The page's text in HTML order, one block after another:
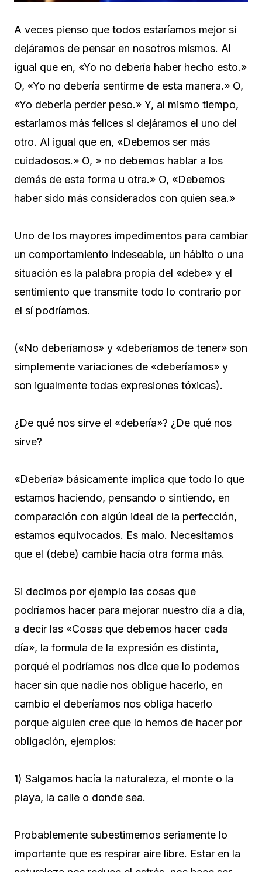
A veces pienso que todos estaríamos mejor si
dejáramos de pensar en nosotros mismos. Al
igual que en, «Yo no debería haber hecho esto.»
O, «Yo no debería sentirme de esta manera.» O,
«Yo debería perder peso.» Y, al mismo tiempo,
estaríamos más felices si dejáramos el uno del
otro. Al igual que en, «Debemos ser más
cuidadosos.» O, » no debemos hablar a los
demás de esta forma u otra.» O, «Debemos
haber sido más considerados con quien sea.»
Uno de los mayores impedimentos para cambiar
un comportamiento indeseable, un hábito o una
situación es la palabra propia del «debe» y el
sentimiento que transmite todo lo contrario por
el sí podríamos.
(«No deberíamos» y «deberíamos de tener» son
simplemente variaciones de «deberíamos» y
son igualmente todas expresiones tóxicas).
¿De qué nos sirve el «debería»? ¿De qué nos
sirve?
«Debería» básicamente implica que todo lo que
estamos haciendo, pensando o sintiendo, en
comparación con algún ideal de la perfección,
estamos equivocados. Es malo. Necesitamos
que el (debe) cambie hacía otra forma más.
Si decimos por ejemplo las cosas que
podríamos hacer para mejorar nuestro día a día,
a decir las «Cosas que debemos hacer cada
día», la formula de la expresión es distinta,
porqué el podríamos nos dice que lo podemos
hacer sin que nadie nos obligue hacerlo, en
cambio el deberíamos nos obliga hacerlo
porque alguien cree que lo hemos de hacer por
obligación, ejemplos:
1) Salgamos hacía la naturaleza, el monte o la
playa, la calle o donde sea.
Probablemente subestimemos seriamente lo
importante que es respirar aire libre. Estar en la